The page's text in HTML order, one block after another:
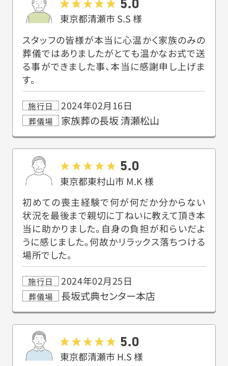
東京都清瀬市 S.S様
施行日 2024年02月16日
スタッフの皆様が本当に心温かく家族のみの
葬儀ではありましたがとても温かなお式で送
る事ができました事、本当に感謝申し上げま
す。
葬儀場 家族葬の長坂 清瀬松山
東京都東村山市 M.K様
5.0
施行日 2024年02月25日
初めての喪主経験で何が何だか分からない
状況を最後まで親切に丁ねいに教えて頂き本
当に助かりました。自身の負担が和らいだよ
うに感じました。何故かリラックス落ちつける
場所でした。
葬儀場 長坂式典センター本店
東京都清瀬市 H.S様
5.0